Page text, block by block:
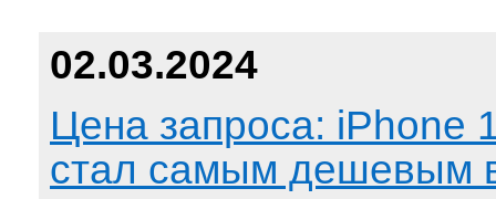
02.03.2024
Цена запроса: iPhone
стал самым дешевым